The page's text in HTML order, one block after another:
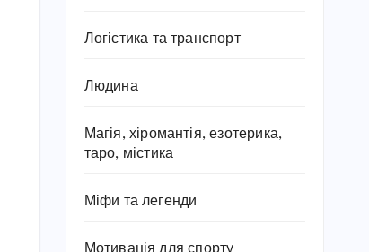
Логістика та транспорт
Людина
Магія, хіромантія, езотерика,
таро, містика
Міфи та легенди
Мотивація для спорту